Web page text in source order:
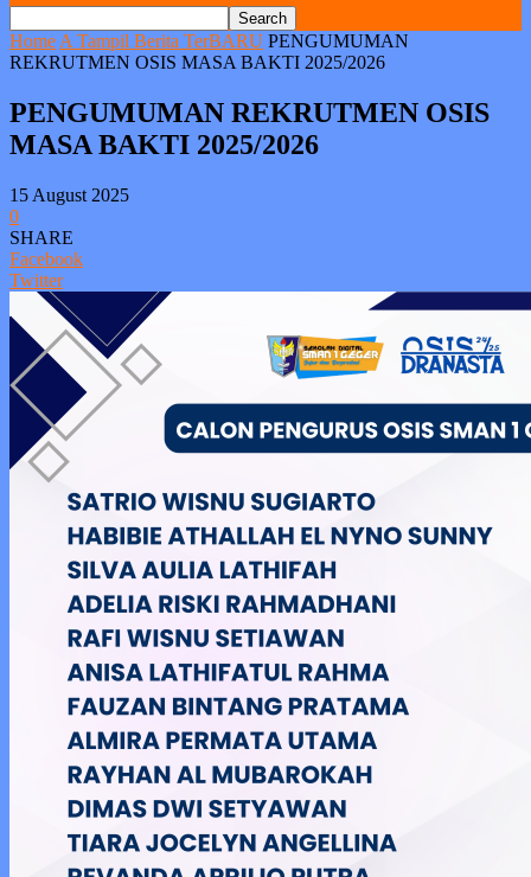
Home A Tampil Berita TerBARU PENGUMUMAN
REKRUTMEN OSIS MASA BAKTI 2025/2026
PENGUMUMAN REKRUTMEN OSIS
MASA BAKTI 2025/2026
15 August 2025
0
SHARE
Facebook
Twitter